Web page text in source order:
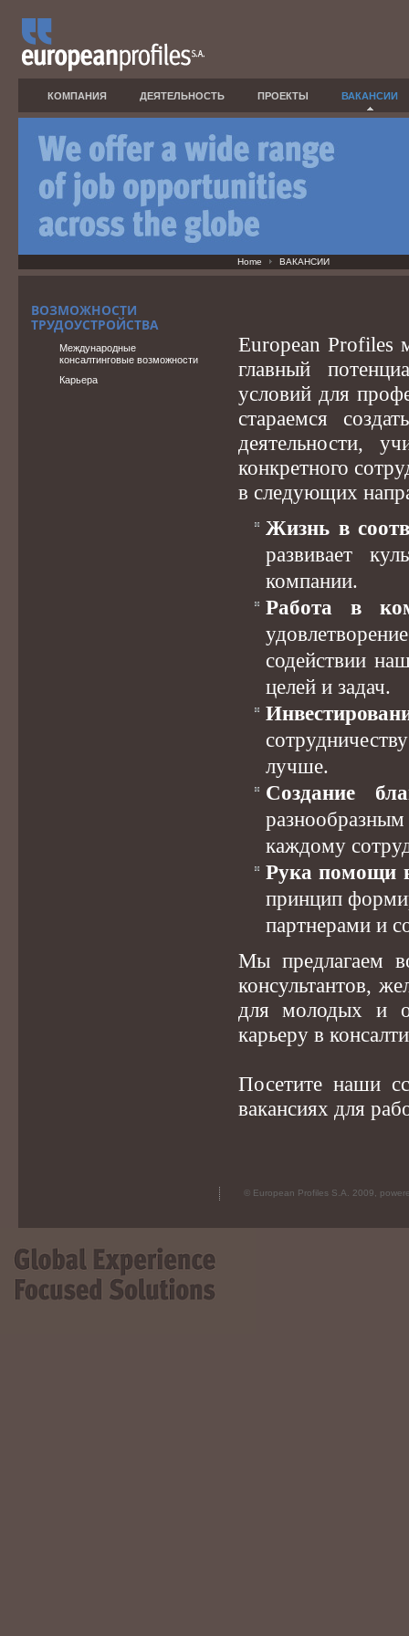
КОМПАНИЯ ДЕЯТЕЛЬНОСТЬ ПРОЕКТЫ ВАКАНСИИ
Home ВАКАНСИИ
European Profiles
главный
условий для
стараемся
деятельности,
конкретного
в следующих
Жизнь в
развивает
компании.
Работа в
содействии
целей и задач.
лучше.
Создание
каждому
Рука помощи
принцип
партнерами и
Мы предлагаем
консультантов,
для молодых и
карьеру в
Посетите наши
вакансиях для
ВОЗМОЖНОСТИ
ТРУДОУСТРОЙСТВА
Международные
консалтинговые возможности
Карьера
© European Profiles S.A. 2009,